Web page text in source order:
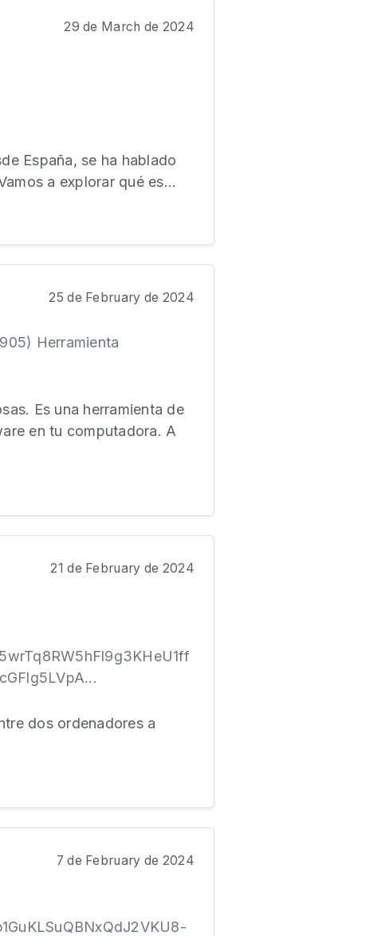
29 de March de 2024
España, se ha hablado
a explorar qué es...
25 de February de 2024
Herramienta
Es una herramienta de
en tu computadora. A
21 de February de 2024
dos ordenadores a
7 de February de 2024